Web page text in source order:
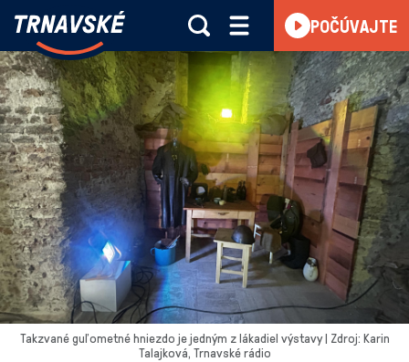
Skočiť na obsah
Trnavské
-
Vieme,
čo
sa
deje
v
kraji
POČÚVAJTE
Takzvané guľometné hniezdo je jedným z lákadiel výstavy | Zdroj: Karin
Talajková, Trnavské rádio